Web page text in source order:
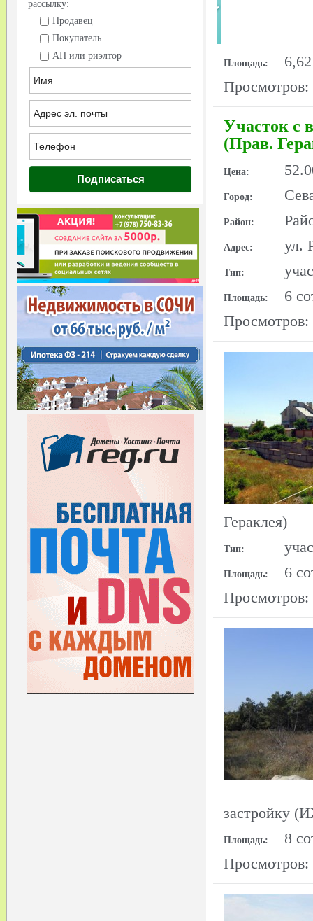
рассылку:
Продавец
Покупатель
АН или риэлтор
Площадь:
Просмотров:
Участок с
(Прав.
Цена:
Город:
Район:
Адрес: ул.
Тип:
Площадь:
6
Просмотров:
Гераклея)
Тип:
Площадь:
6
Просмотров:
застройку
Площадь:
8
Просмотров: